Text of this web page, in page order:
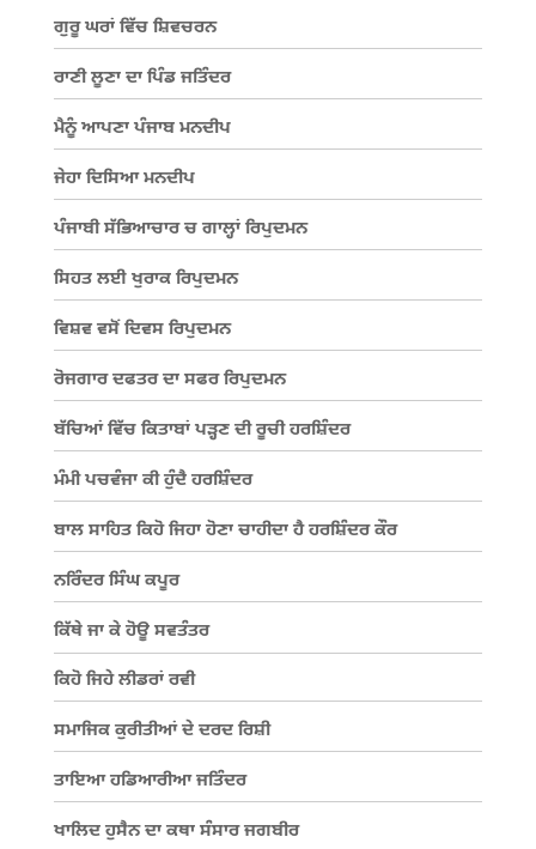
ਗੁਰੂ ਘਰਾਂ ਵਿੱਚ ਸ਼ਿਵਚਰਨ
ਰਾਣੀ ਲੂਣਾ ਦਾ ਪਿੰਡ ਜਤਿੰਦਰ
ਮੈਨੂੰ ਆਪਣਾ ਪੰਜਾਬ ਮਨਦੀਪ
ਜੇਹਾ ਦਿਸਿਆ ਮਨਦੀਪ
ਪੰਜਾਬੀ ਸੱਭਿਆਚਾਰ ਚ ਗਾਲ੍ਹਾਂ ਰਿਪੁਦਮਨ
ਸਿਹਤ ਲਈ ਖੁਰਾਕ ਰਿਪੁਦਮਨ
ਵਿਸ਼ਵ ਵਸੋਂ ਦਿਵਸ ਰਿਪੁਦਮਨ
ਰੋਜਗਾਰ ਦਫਤਰ ਦਾ ਸਫਰ ਰਿਪੁਦਮਨ
ਬੱਚਿਆਂ ਵਿੱਚ ਕਿਤਾਬਾਂ ਪੜ੍ਹਣ ਦੀ ਰੂਚੀ ਹਰਸ਼ਿੰਦਰ
ਮੰਮੀ ਪਚਵੰਜਾ ਕੀ ਹੁੰਦੈ ਹਰਸ਼ਿੰਦਰ
ਬਾਲ ਸਾਹਿਤ ਕਿਹੋ ਜਿਹਾ ਹੋਣਾ ਚਾਹੀਦਾ ਹੈ ਹਰਸ਼ਿੰਦਰ ਕੌਰ
ਨਰਿੰਦਰ ਸਿੰਘ ਕਪੂਰ
ਕਿੱਥੇ ਜਾ ਕੇ ਹੋਊ ਸਵਤੰਤਰ
ਕਿਹੋ ਜਿਹੇ ਲੀਡਰਾਂ ਰਵੀ
ਸਮਾਜਿਕ ਕੁਰੀਤੀਆਂ ਦੇ ਦਰਦ ਰਿਸ਼ੀ
ਤਾਇਆ ਹਡਿਆਰੀਆ ਜਤਿੰਦਰ
ਖਾਲਿਦ ਹੁਸੈਨ ਦਾ ਕਥਾ ਸੰਸਾਰ ਜਗਬੀਰ